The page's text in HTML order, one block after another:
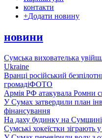
контакти
+Додати новину
новини
Сумська вихователька
Ukraine
Вранці російський
громадіФОТО
Армія РФ атакувала Ромни
У Сумах затвердили план
фінансування
На даху будинку на
Сумські хокеїстки зіграють